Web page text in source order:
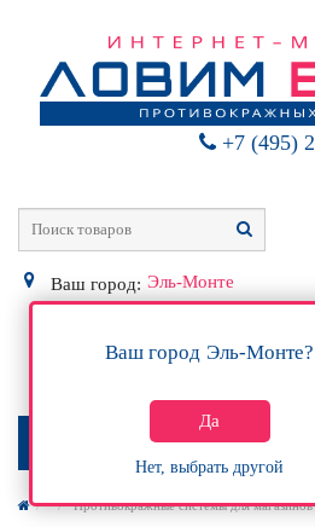
+7 (495)
Ваш город: Эль-Монте
Ваш город Эль-Монте?
Да
Нет, выбрать другой
0Р
МЕНЮ
Противокражные системы для